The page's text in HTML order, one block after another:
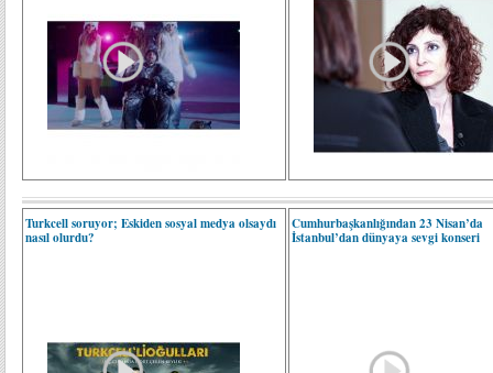
Turkcell soruyor; Eskiden sosyal medya olsaydı
nasıl olurdu?
Cumhurbaşkanlığından 23 Nisan’da
İstanbul’dan dünyaya sevgi konseri